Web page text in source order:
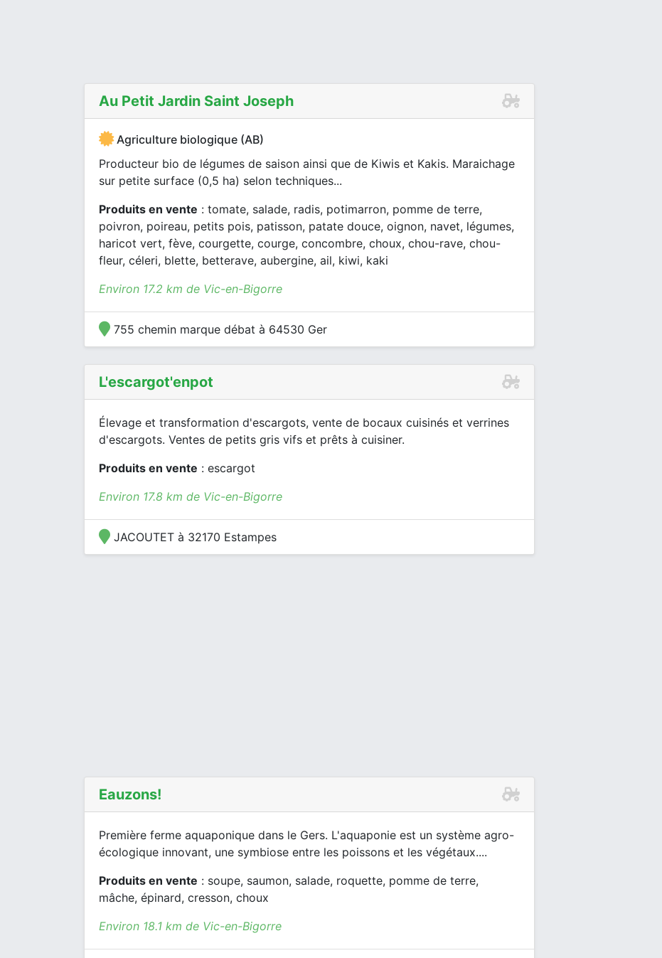
Au Petit Jardin Saint Joseph
Agriculture biologique (AB)
Producteur bio de légumes de saison ainsi que de Kiwis et Kakis. Maraichage
sur petite surface (0,5 ha) selon techniques...
Produits en vente : tomate, salade, radis, potimarron, pomme de terre,
poivron, poireau, petits pois, patisson, patate douce, oignon, navet, légumes,
haricot vert, fève, courgette, courge, concombre, choux, chou-rave, chou-
fleur, céleri, blette, betterave, aubergine, ail, kiwi, kaki
Environ 17.2 km de Vic-en-Bigorre
755 chemin marque débat à 64530 Ger
L'escargot'enpot
Élevage et transformation d'escargots, vente de bocaux cuisinés et verrines
d'escargots. Ventes de petits gris vifs et prêts à cuisiner.
Produits en vente : escargot
Environ 17.8 km de Vic-en-Bigorre
JACOUTET à 32170 Estampes
Eauzons!
Première ferme aquaponique dans le Gers. L'aquaponie est un système agro-
écologique innovant, une symbiose entre les poissons et les végétaux....
Produits en vente : soupe, saumon, salade, roquette, pomme de terre,
mâche, épinard, cresson, choux
Environ 18.1 km de Vic-en-Bigorre